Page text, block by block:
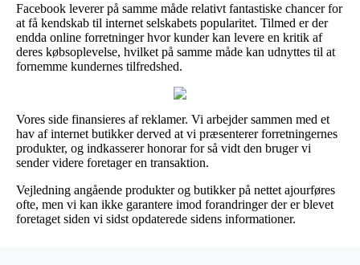
Facebook leverer på samme måde relativt fantastiske chancer for
at få kendskab til internet selskabets popularitet. Tilmed er der
endda online forretninger hvor kunder kan levere en kritik af
deres købsoplevelse, hvilket på samme måde kan udnyttes til at
fornemme kundernes tilfredshed.
Vores side finansieres af reklamer. Vi arbejder sammen med et
hav af internet butikker derved at vi præsenterer forretningernes
produkter, og indkasserer honorar for så vidt den bruger vi
sender videre foretager en transaktion.
Vejledning angående produkter og butikker på nettet ajourføres
ofte, men vi kan ikke garantere imod forandringer der er blevet
foretaget siden vi sidst opdaterede sidens informationer.